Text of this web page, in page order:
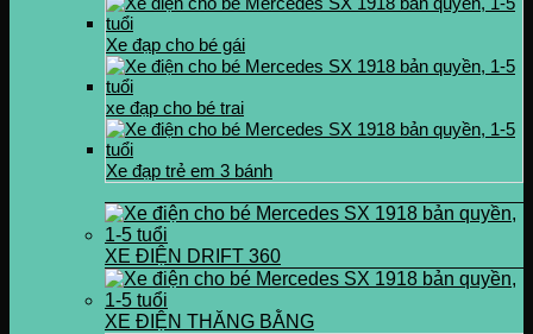
Xe đạp cho bé gái
xe đạp cho bé trai
Xe đạp trẻ em 3 bánh
XE ĐIỆN DRIFT 360
XE ĐIỆN THĂNG BẰNG